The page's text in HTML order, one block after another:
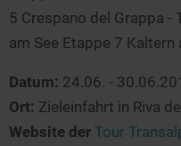
5 Crespano del Grappa -
am See Etappe 7 Kaltern
Datum: 24.06. -
Ort: Zieleinfahrt in Riva
Website der Tour